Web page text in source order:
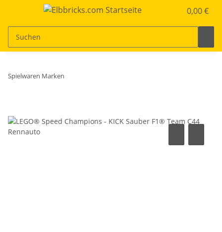
0,00 €
Spielwaren Marken